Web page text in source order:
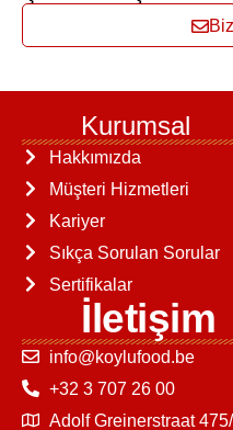
Kurumsal
Hakkımızda
Müşteri Hizmetleri
Kariyer
Sıkça Sorulan Sorular
Sertifikalar
İletişim
info@koylufood.be
+32 3 707 26 00
Adolf Greinerstraat